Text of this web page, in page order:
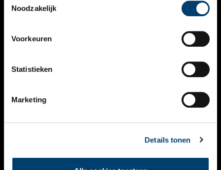
Noodzakelijk
Voorkeuren
Statistieken
Marketing
Details tonen
VERHALEN
KALENDER
THEMA’S
VIDEO’S
CONTACT